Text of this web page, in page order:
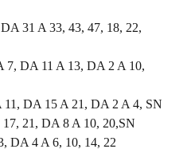
31 A 33, 43, 47, 18, 22,
DA 11 A 13, DA 2 A 10,
DA 15 A 21, DA 2 A 4, SN
21, DA 8 A 10, 20,SN
4 A 6, 10, 14, 22